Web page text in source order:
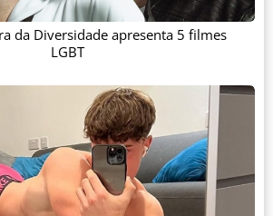
da Diversidade apresenta 5 filmes
LGBT